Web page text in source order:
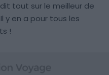
tout sur le meilleur de
y en a pour tous les
!